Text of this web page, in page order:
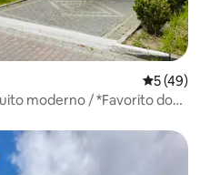
5 de uma
5 (49)
moderno / *Favorito dos
dos hóspedes